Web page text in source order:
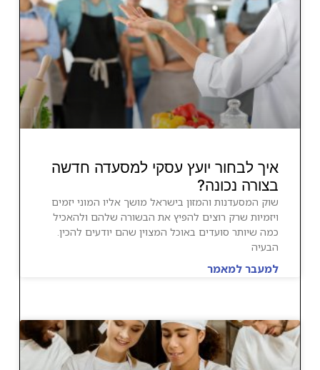
איך לבחור יועץ עסקי למסעדה חדשה
בצורה נכונה?
שוק המסעדנות והמזון בישראל מושך אליו המוני יזמים
ויזמיות שרק רוצים להפיץ את הבשורה שלהם ולהאכיל
כמה שיותר סועדים באוכל המצוין שהם יודעים להכין.
הבעיה
למעבר למאמר